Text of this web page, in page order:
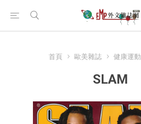
首頁 歐美雜誌 健康運動
SLAM